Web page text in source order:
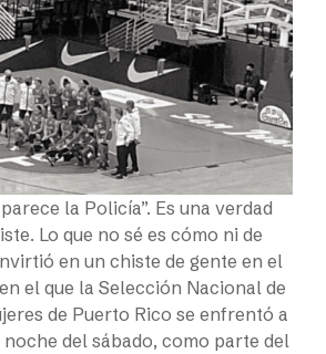
la Policía”. Es una verdad
Lo que no sé es cómo ni de
en un chiste de gente en el
el que la Selección Nacional de
de Puerto Rico se enfrentó a
del sábado, como parte del